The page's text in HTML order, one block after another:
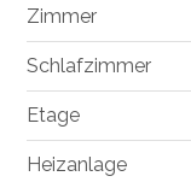
Zimmer
Schlafzimmer
Etage
Heizanlage